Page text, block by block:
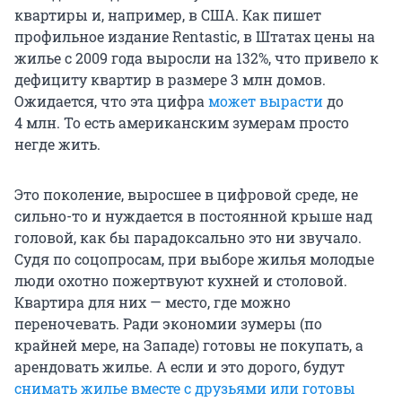
квартиры и, например, в США. Как пишет
профильное издание Rentastic, в Штатах цены на
жилье с 2009 года выросли на 132%, что привело к
дефициту квартир в размере 3 млн домов.
Ожидается, что эта цифраможет вырастидо
4 млн. То есть американским зумерам просто
негде жить.
Это поколение, выросшее в цифровой среде, не
сильно-то и нуждается в постоянной крыше над
головой, как бы парадоксально это ни звучало.
Судя по соцопросам, при выборе жилья молодые
люди охотно пожертвуют кухней и столовой.
Квартира для них — место, где можно
переночевать. Ради экономии зумеры (по
крайней мере, на Западе) готовы не покупать, а
арендовать жилье. А если и это дорого, будут
снимать жилье вместе с друзьями или готовы